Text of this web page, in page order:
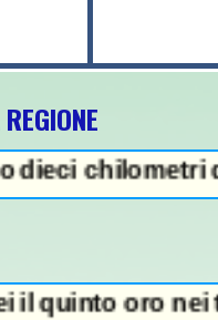
di
oro nei tuffi
una scuola